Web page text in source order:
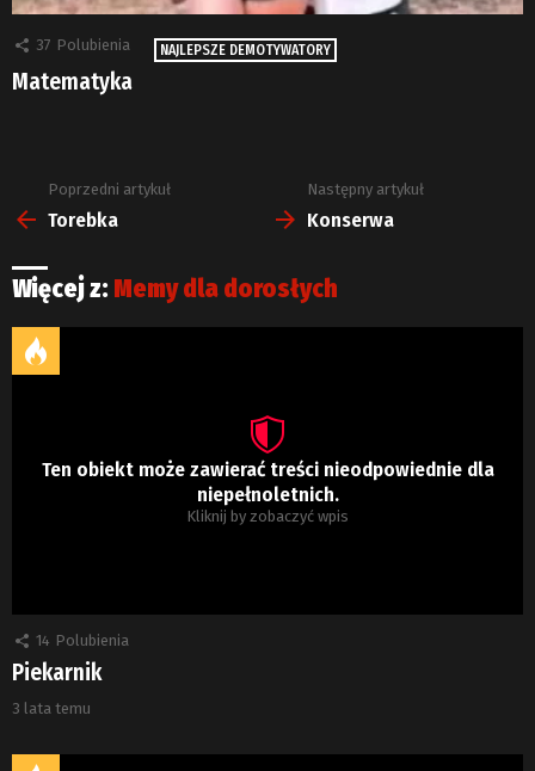
37 Polubienia NAJLEPSZE DEMOTYWATORY
Matematyka
Zobacz
więcej
Poprzedni artykuł
Torebka
Następny artykuł
Konserwa
Więcej z: Memy dla dorosłych
Ten obiekt może zawierać treści nieodpowiednie dla
niepełnoletnich.
Kliknij by zobaczyć wpis
14 Polubienia
Piekarnik
3 lata temu